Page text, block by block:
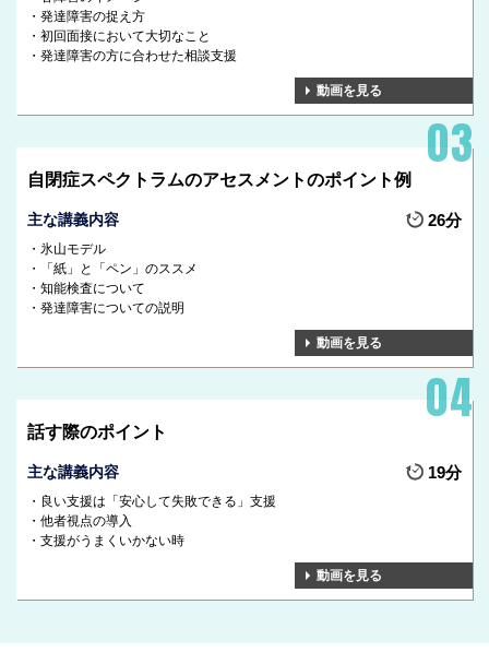
発達障害の捉え方
初回面接において大切なこと
発達障害の方に合わせた相談支援
動画を見る
自閉症スペクトラムのアセスメントのポイント例
主な講義内容 26分
氷山モデル
「紙」と「ペン」のススメ
知能検査について
発達障害についての説明
動画を見る
話す際のポイント
主な講義内容 19分
良い支援は「安心して失敗できる」支援
他者視点の導入
支援がうまくいかない時
動画を見る